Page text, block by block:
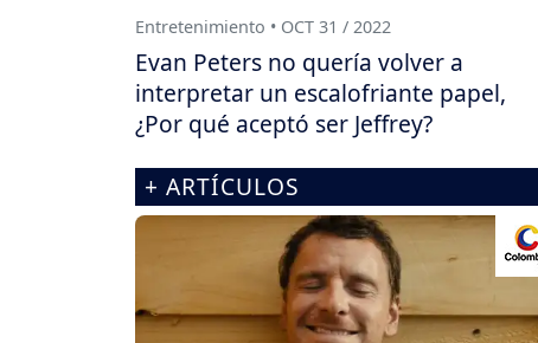
Entretenimiento • OCT 31 / 2022
Evan Peters no quería volver a
interpretar un escalofriante papel,
¿Por qué aceptó ser Jeffrey?
+ ARTÍCULOS